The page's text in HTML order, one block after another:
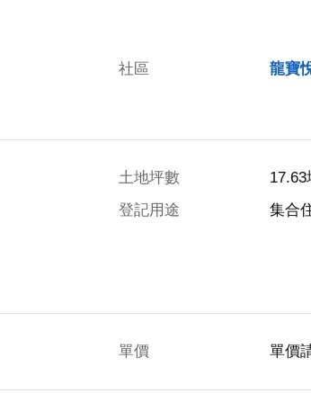
社區 龍寶
土地坪數
17.63
登記用途
集合
單價 單價